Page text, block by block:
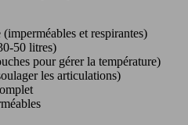
et respirantes)
50 litres)
pour gérer la température)
les articulations)